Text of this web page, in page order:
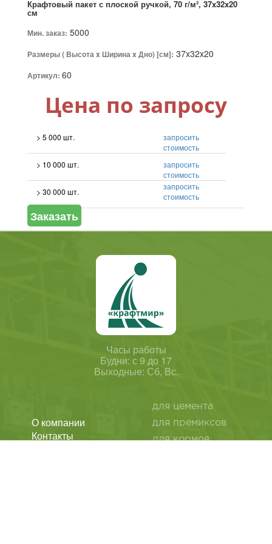
Крафтовый пакет с плоской ручкой, 70 г/м², 37x32x20
см
Мин. заказ: 5000
Размеры ( Высота x Ширина x Дно) [см]: 37x32x20
Артикул: 60
Цена по запросу
> 5 000 шт.
запросить
стоимость
> 10 000 шт.
запросить
стоимость
> 30 000 шт.
запросить
стоимость
Заказать
Часы работы
Будни: с 9 до 17
Выходные: Сб, Вс.
О компании
Контакты
для цемента
для премиксов
для кормов